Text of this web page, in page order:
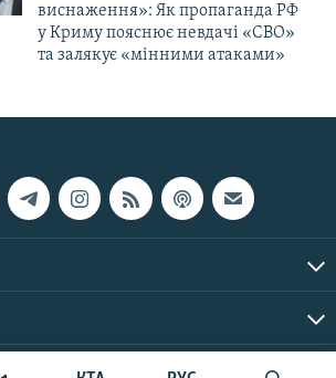
виснаження»: Як пропаганда РФ
у Криму пояснює невдачі «СВО»
та залякує «мінними атаками»